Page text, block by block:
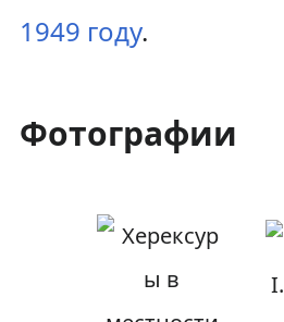
1949 году.
Фотографии